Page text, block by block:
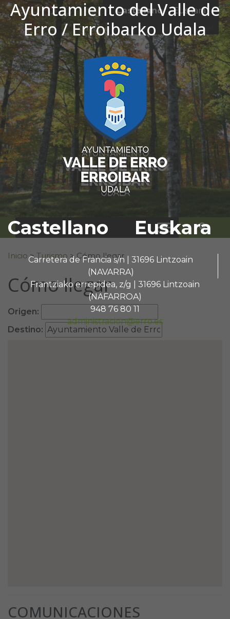
Ayuntamiento del Valle de
Erro / Erroibarko Udala
Castellano Euskara
Carretera de Francia s/n | 31696 Lintzoain
(NAVARRA)
Frantziako errepidea, z/g | 31696 Lintzoain
(NAFARROA)
948 76 80 11
administracion@erro.es
Ir al contenido
Castellano
Euskara
El tiempo - Tutiempo.net
Buscar:
Inicio > Turismo > Cómo llegar
Cómo llegar
Origen:
Destino:
COMUNICACIONES